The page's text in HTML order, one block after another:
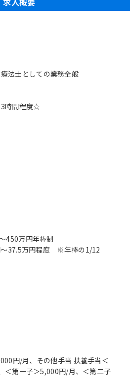
法士としての業務全般
時間程度☆
450万円年棒制
〜37.5万円程度 ※年棒の1/12
円/月、その他手当 扶養手当＜
＜第一子＞5,000円/月、＜第二子